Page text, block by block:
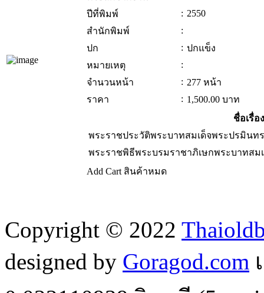
ปีที่พิมพ์
: 2550
สำนักพิมพ์
:
ปก
: ปกแข็ง
หมายเหตุ
:
จำนวนหน้า
: 277 หน้า
ราคา
: 1,500.00 บาท
ชื่อเรื่อง
พระราชประวัติพระบาทสมเด็จพระปรมิน
พระราชพิธีพระบรมราชาภิเษกพระบาทส
Add Cart สินค้าหมด
Copyright © 2022
designed by Goragod.com